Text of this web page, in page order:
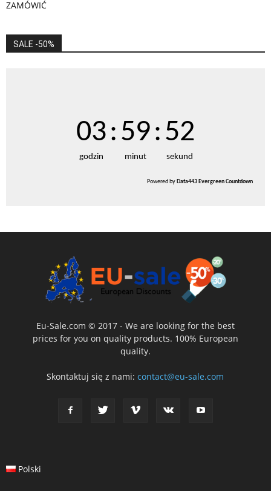
ZAMÓWIĆ
SALE -50%
03
godzin
:59
minut
:51
sekund
Powered by Data443 Evergreen Countdown
Eu-Sale.com © 2017 - We are looking for the best
prices for you on quality products. 100% European
quality.
Skontaktuj się z nami:contact@eu-sale.com
Polski